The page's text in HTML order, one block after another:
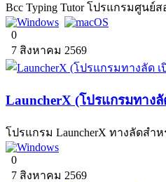
Bcc Typing Tutor โปรแกรมศูน
0
7 สิงหาคม 2569
LauncherX (โปรแกรมทาง
โปรแกรม LauncherX ทางลัดสำ
0
7 สิงหาคม 2569